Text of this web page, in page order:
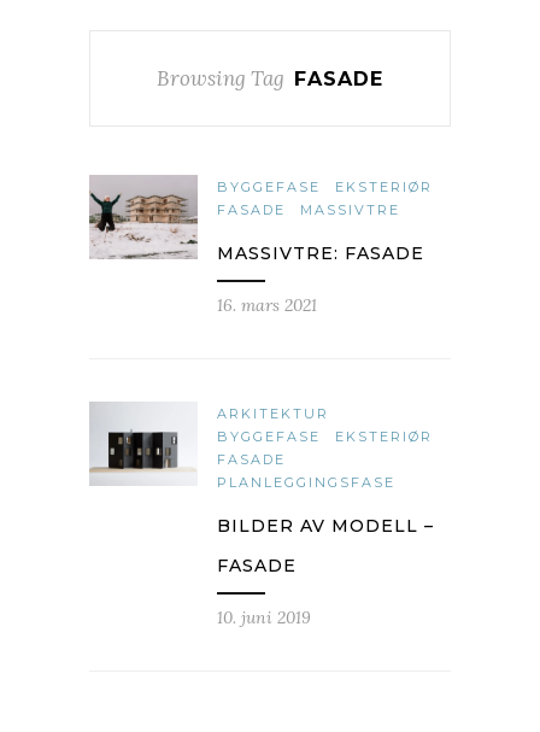
Browsing Tag FASADE
BYGGEFASE
EKSTERIØR
FASADE
MASSIVTRE
MASSIVTRE: FASADE
16. mars 2021
ARKITEKTUR
BYGGEFASE
EKSTERIØR
FASADE
PLANLEGGINGSFASE
BILDER AV MODELL –
FASADE
10. juni 2019